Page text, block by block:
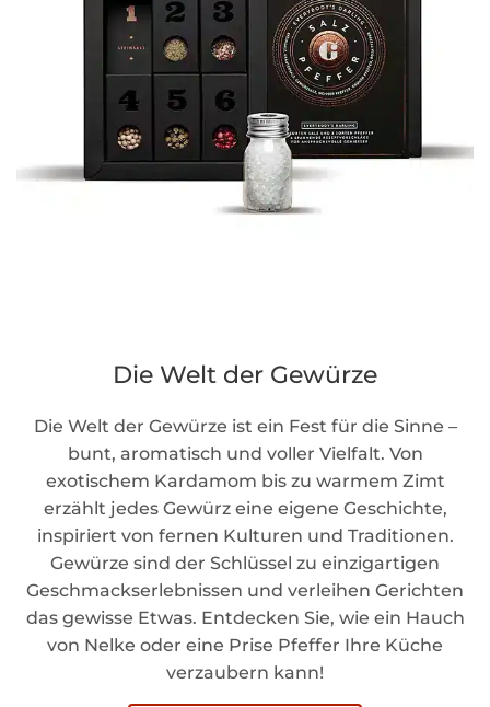
Die Welt der Gewürze
Die Welt der Gewürze ist ein Fest für die Sinne –
bunt, aromatisch und voller Vielfalt. Von
exotischem Kardamom bis zu warmem Zimt
erzählt jedes Gewürz eine eigene Geschichte,
inspiriert von fernen Kulturen und Traditionen.
Gewürze sind der Schlüssel zu einzigartigen
Geschmackserlebnissen und verleihen Gerichten
das gewisse Etwas. Entdecken Sie, wie ein Hauch
von Nelke oder eine Prise Pfeffer Ihre Küche
verzaubern kann!